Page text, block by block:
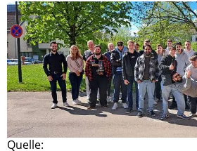
Quelle: